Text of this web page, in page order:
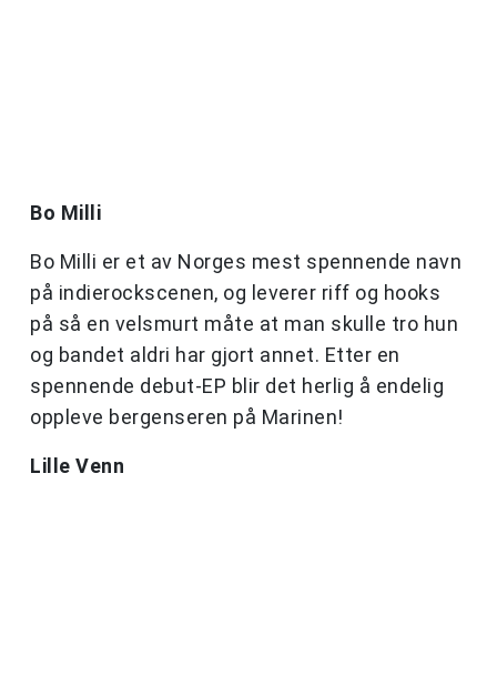
Bo Milli
Bo Milli er et av Norges mest spennende navn
på indierockscenen, og leverer riff og hooks
på så en velsmurt måte at man skulle tro hun
og bandet aldri har gjort annet. Etter en
spennende debut-EP blir det herlig å endelig
oppleve bergenseren på Marinen!
Lille Venn